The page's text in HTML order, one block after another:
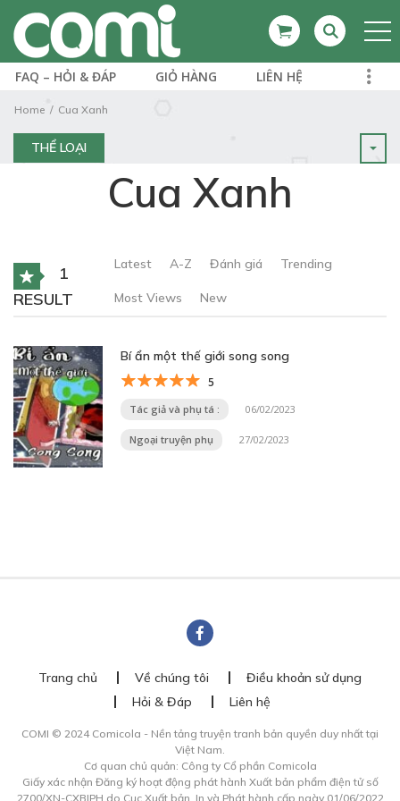
FAQ – HỎI & ĐÁP GIỎ HÀNG LIÊN HỆ
Home Cua Xanh
THỂ LOẠI
Cua Xanh
1
RESULT
Latest A-Z Đánh giá Trending
Most Views New
Bí ẩn một thế giới song song
5
Tác giả và phụ tá : 06/02/2023
Ngoại truyện phụ 27/02/2023
Trang chủ Về chúng tôi
Điều khoản sử dụng
Hỏi & Đáp
Liên hệ
COMI © 2024 Comicola - Nền tảng truyện tranh bản quyền duy nhất tại
Việt Nam.
Cơ quan chủ quản: Công ty Cổ phần Comicola
Giấy xác nhận Đăng ký hoạt động phát hành Xuất bản phẩm điện tử số
2700/XN-CXBIPH do Cục Xuất bản, In và Phát hành cấp ngày 01/06/2022